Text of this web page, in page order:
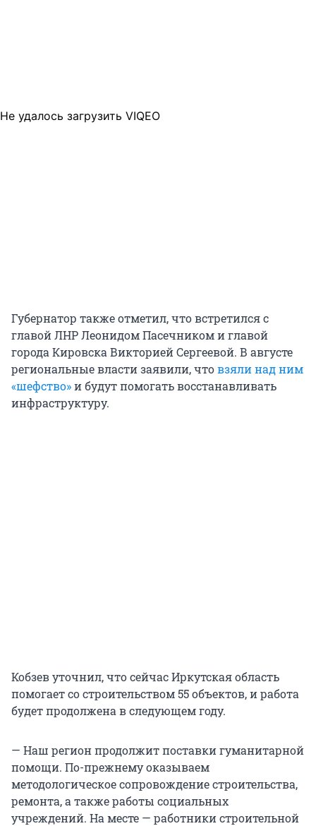
Не удалось загрузить VIQEO
Губернатор также отметил, что встретился с
главой ЛНР Леонидом Пасечником и главой
города Кировска Викторией Сергеевой. В августе
региональные власти заявили, чтовзяли над ним
«шефство»и будут помогать восстанавливать
инфраструктуру.
Кобзев уточнил, что сейчас Иркутская область
помогает со строительством 55 объектов, и работа
будет продолжена в следующем году.
— Наш регион продолжит поставки гуманитарной
помощи. По-прежнему оказываем
методологическое сопровождение строительства,
ремонта, а также работы социальных
учреждений. На месте — работники строительной